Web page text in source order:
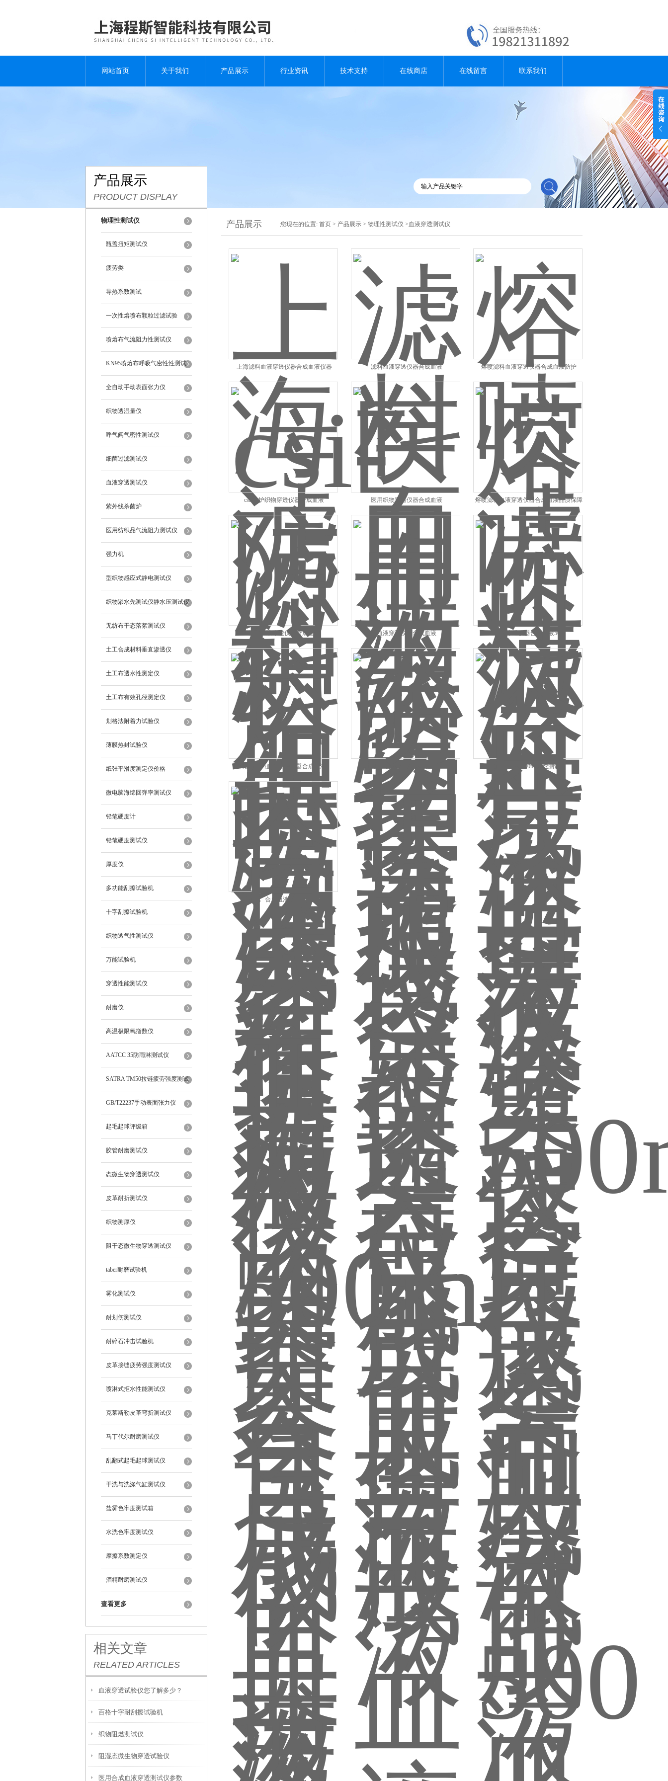
网站首页 关于我们 产品展示 行业资讯 技术支持 在线商店 在线留言 联系我们
产品展示
PRODUCT DISPLAY
物理性测试仪
瓶盖扭矩测试仪
疲劳类
导热系数测试
一次性熔喷布颗粒过滤试验
喷熔布气流阻力性测试仪
KN95喷熔布呼吸气密性性测试
仪
全自动手动表面张力仪
织物透湿量仪
呼气阀气密性测试仪
细菌过滤测试仪
血液穿透测试仪
紫外线杀菌炉
医用纺织品气流阻力测试仪
强力机
型织物感应式静电测试仪
织物渗水先测试仪静水压测试仪
无纺布干态落絮测试仪
土工合成材料垂直渗透仪
土工布透水性测定仪
土工布有效孔径测定仪
划格法附着力试验仪
薄膜热封试验仪
纸张平滑度测定仪价格
微电脑海绵回弹率测试仪
铅笔硬度计
铅笔硬度测试仪
厚度仪
多功能刮擦试验机
十字刮擦试验机
织物透气性测试仪
万能试验机
穿透性能测试仪
耐磨仪
高温极限氧指数仪
AATCC 35防雨淋测试仪
SATRA TM50拉链疲劳强度测试
仪
GB/T22237手动表面张力仪
起毛起球评级箱
胶管耐磨测试仪
态微生物穿透测试仪
皮革耐折测试仪
织物测厚仪
阻干态微生物穿透测试仪
taber耐磨试验机
雾化测试仪
耐划伤测试仪
耐碎石冲击试验机
皮革接缝疲劳强度测试仪
喷淋式拒水性能测试仪
克莱斯勒皮革弯折测试仪
马丁代尔耐磨测试仪
乱翻式起毛起球测试仪
干洗与洗涤气缸测试仪
盐雾色牢度测试箱
水洗色牢度测试仪
摩擦系数测定仪
酒精耐磨测试仪
查看更多
相关文章
RELATED ARTICLES
血液穿透试验仪您了解多少？
百格十字耐刮擦试验机
织物阻燃测试仪
阻湿态微生物穿透试验仪
医用合成血液穿透测试仪参数
产品展示 您现在的位置: 首页 > 产品展示 > 物理性测试仪 >血液穿透测试仪
上海滤料血液穿透仪器合成血液仪器 滤料血液穿透仪器合成血液 熔喷滤料血液穿透仪器合成血液防护
csi-防护织物穿透仪器合成血液 医用织物穿透仪器合成血液 熔喷滤料血液穿透仪器合成血液品质保障
滤料血液穿透仪器合成血液 血液穿透仪器合成血液 血液穿透仪器合成血液500
熔喷滤料血液穿透仪器合成血液 合成血液500ml穿透测试
合成血液500ml